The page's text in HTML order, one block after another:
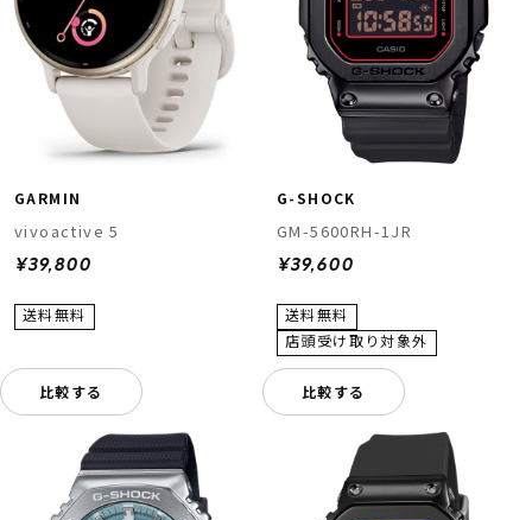
GARMIN
vivoactive 5
¥39,800
比較する
G-SHOCK
GM-5600RH-1JR
¥39,600
比較する